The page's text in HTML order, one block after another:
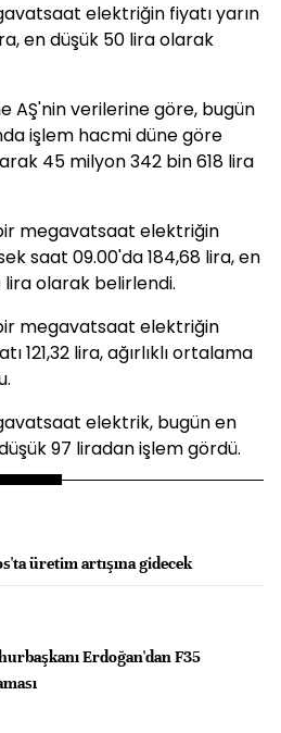
elektriğin fiyatı yarın
en düşük 50 lira olarak
AŞ'nin verilerine göre, bugün
işlem hacmi düne göre
45 milyon 342 bin 618 lira
megavatsaat elektriğin
saat 09.00'da 184,68 lira, en
olarak belirlendi.
megavatsaat elektriğin
121,32 lira, ağırlıklı ortalama
elektrik, bugün en
97 liradan işlem gördü.
üretim artışına gidecek
Erdoğan'dan F35